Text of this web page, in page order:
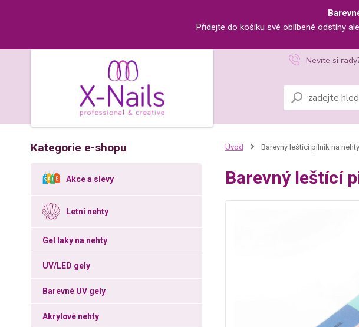
Přidejte do košíku své oblíbené odstíny
Nevíte si
Kategorie e-shopu
Akce a slevy
Letní nehty
Gel laky na nehty
UV/LED gely
Barevné UV gely
Akrylové nehty
Úvod Barevný leštící pilník na
Barevný leštící